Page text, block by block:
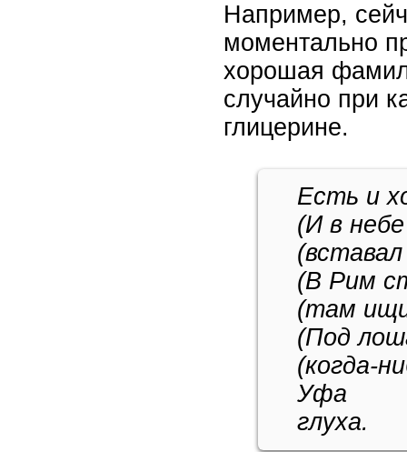
Например,
моментально
хорошая
случайно при
глицерине.
Есть и
(И в
(В Рим
(там
(Под
(когда-
Уфа
глуха.